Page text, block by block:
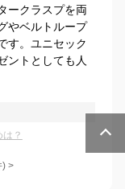
ークラスプを両
やベルトループ
す。ユニセック
ントとしても人
？
) >